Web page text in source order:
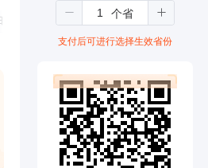
1.08元
支付后可进行选择生效省份